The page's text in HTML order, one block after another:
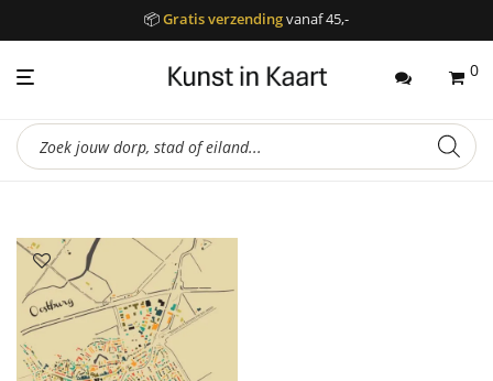
📦Gratis verzendingvanaf 45,-
0
Producten
zoeken